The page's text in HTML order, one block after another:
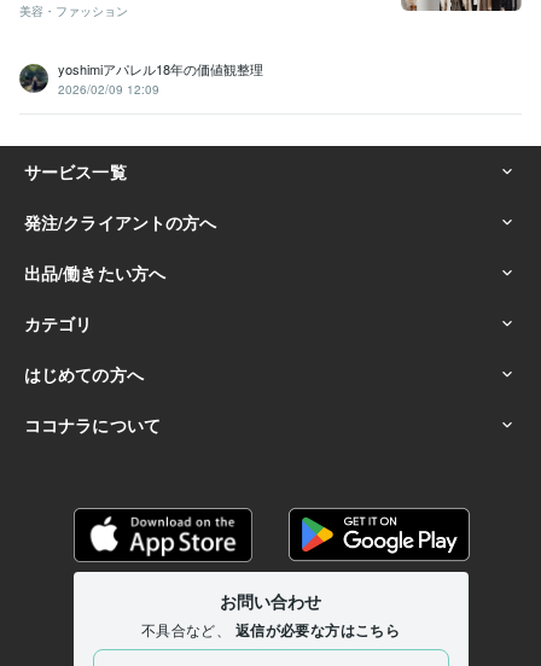
美容・ファッション
yoshimiアパレル18年の価値観整理
2026/02/09 12:09